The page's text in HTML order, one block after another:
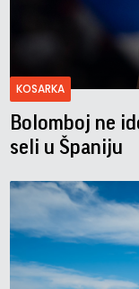
KOSARKA
Bolomboj ne
seli u Španiju